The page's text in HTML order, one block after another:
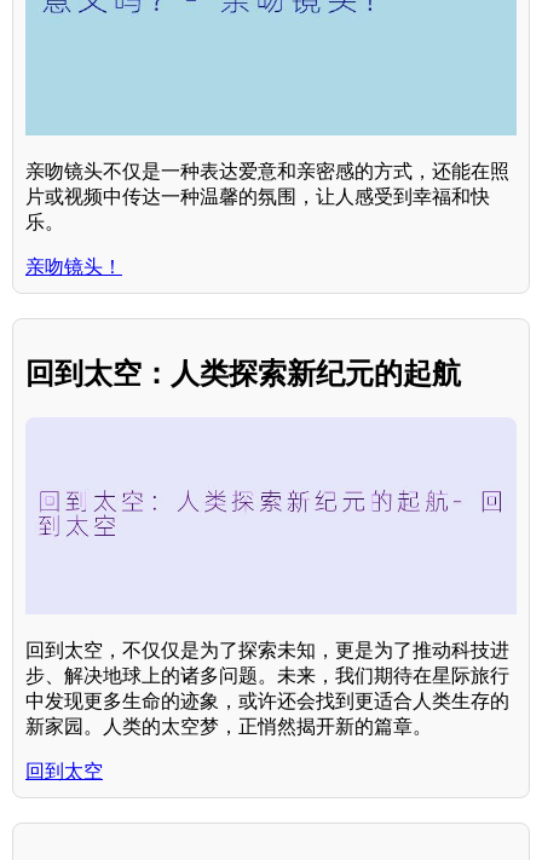
亲吻镜头不仅是一种表达爱意和亲密感的方式，还能在照
片或视频中传达一种温馨的氛围，让人感受到幸福和快
乐。
亲吻镜头！
回到太空：人类探索新纪元的起航
回到太空，不仅仅是为了探索未知，更是为了推动科技进
步、解决地球上的诸多问题。未来，我们期待在星际旅行
中发现更多生命的迹象，或许还会找到更适合人类生存的
新家园。人类的太空梦，正悄然揭开新的篇章。
回到太空